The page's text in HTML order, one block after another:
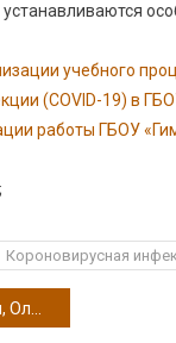
устанавливаются
учебного
(COVID-19) в
работы ГБОУ
;
Короновирусная
по